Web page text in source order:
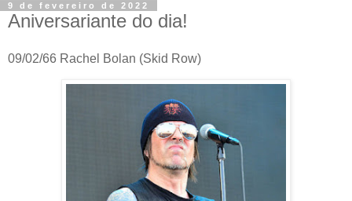
9 de fevereiro de 2022
Aniversariante do dia!
09/02/66 Rachel Bolan (Skid Row)